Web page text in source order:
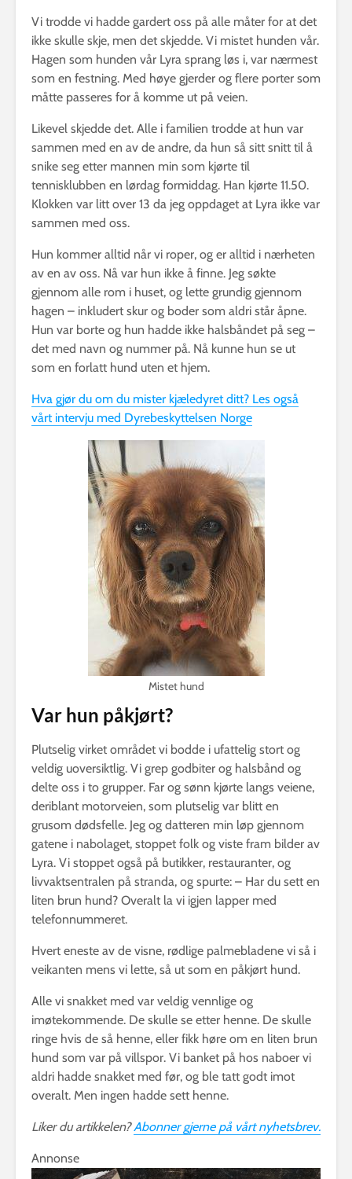
Vi trodde vi hadde gardert oss på alle måter for at det
ikke skulle skje, men det skjedde. Vi mistet hunden vår.
Hagen som hunden vår Lyra sprang løs i, var nærmest
som en festning. Med høye gjerder og flere porter som
måtte passeres for å komme ut på veien.
Likevel skjedde det. Alle i familien trodde at hun var
sammen med en av de andre, da hun så sitt snitt til å
snike seg etter mannen min som kjørte til
tennisklubben en lørdag formiddag. Han kjørte 11.50.
Klokken var litt over 13 da jeg oppdaget at Lyra ikke var
sammen med oss.
Hun kommer alltid når vi roper, og er alltid i nærheten
av en av oss. Nå var hun ikke å finne. Jeg søkte
gjennom alle rom i huset, og lette grundig gjennom
hagen – inkludert skur og boder som aldri står åpne.
Hun var borte og hun hadde ikke halsbåndet på seg –
det med navn og nummer på. Nå kunne hun se ut
som en forlatt hund uten et hjem.
Hva gjør du om du mister kjæledyret ditt? Les også
vårt intervju med Dyrebeskyttelsen Norge
Mistet hund
Var hun påkjørt?
Plutselig virket området vi bodde i ufattelig stort og
veldig uoversiktlig. Vi grep godbiter og halsbånd og
delte oss i to grupper. Far og sønn kjørte langs veiene,
deriblant motorveien, som plutselig var blitt en
grusom dødsfelle. Jeg og datteren min løp gjennom
gatene i nabolaget, stoppet folk og viste fram bilder av
Lyra. Vi stoppet også på butikker, restauranter, og
livvaktsentralen på stranda, og spurte: – Har du sett en
liten brun hund? Overalt la vi igjen lapper med
telefonnummeret.
Hvert eneste av de visne, rødlige palmebladene vi så i
veikanten mens vi lette, så ut som en påkjørt hund.
Alle vi snakket med var veldig vennlige og
imøtekommende. De skulle se etter henne. De skulle
ringe hvis de så henne, eller fikk høre om en liten brun
hund som var på villspor. Vi banket på hos naboer vi
aldri hadde snakket med før, og ble tatt godt imot
overalt. Men ingen hadde sett henne.
Liker du artikkelen?Abonner gjerne på vårt nyhetsbrev.
Annonse